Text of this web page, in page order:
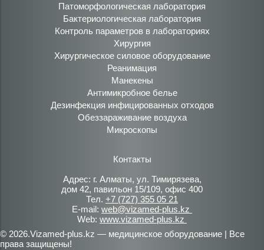
Патоморфологическая лаборатория
Бактериологическая лаборатория
Контроль параметров в лабораториях
Хирургия
Хирургическое силовое оборудование
Реанимация
Манекены
Антимикробное белье
Дезинфекция инфицированных отходов
Обеззараживание воздуха
Микроскопы
Контакты
Адрес: г. Алматы, ул. Тимирязева,
дом 42, павильон 15/109, офис 400
Тел. +7 (727) 355 05 21
E-mail: web@vizamed-plus.kz
Web: www.vizamed-plus.kz
© 2026.Vizamed-plus.kz — медицинское оборудование | Все
права защищены!